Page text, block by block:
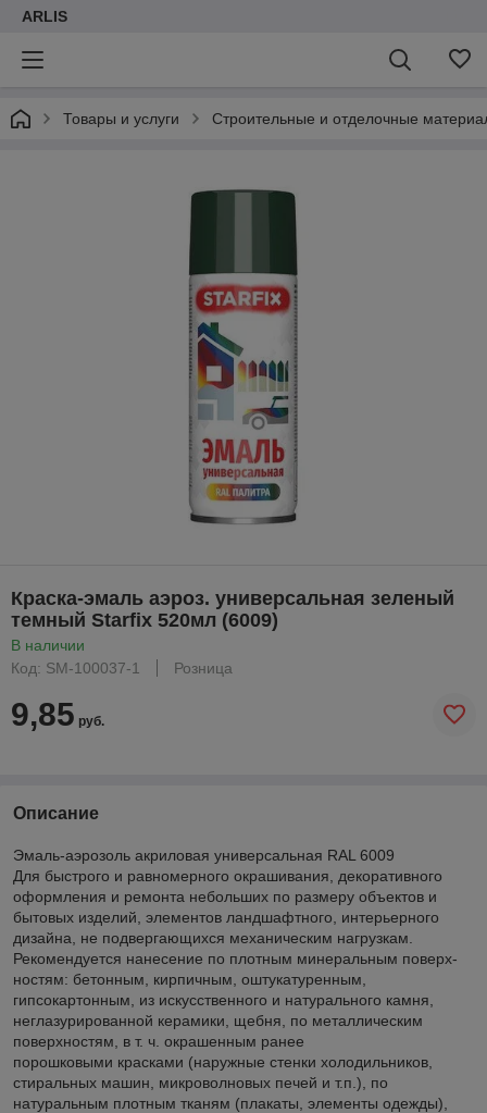
ARLIS
Товары и услуги Строительные и отделочные
Краска-эмаль аэроз. универсальная зеленый
темный Starfix 520мл (6009)
В наличии
Код: SM-100037-1
Розница
9,85 руб.
Описание
Эмаль-аэрозоль акриловая универсальная RAL 6009
Для быстрого и равномерного окрашивания, декоративного
оформления и ремонта небольших по размеру объектов и
бытовых изделий, элементов ландшафтного, интерьерного
дизайна, не подвергающихся механическим нагрузкам.
Рекомендуется нанесение по плотным минеральным поверх-
ностям: бетонным, кирпичным, оштукатуренным,
гипсокартонным, из искусственного и натурального камня,
неглазурированной керамики, щебня, по металлическим
поверхностям, в т. ч. окрашенным ранее
порошковыми красками (наружные стенки холодильников,
стиральных машин, микроволновых печей и т.п.), по
натуральным плотным тканям (плакаты, элементы одежды),